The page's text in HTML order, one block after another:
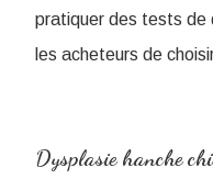
pratiquer des tests de
les acheteurs de
Dysplasie hanche